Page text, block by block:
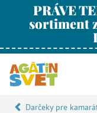
PRÁVE
sortiment
Darčeky pre